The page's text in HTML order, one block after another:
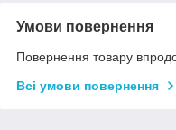
Умови повернення
Повернення товару
Всі умови повернення